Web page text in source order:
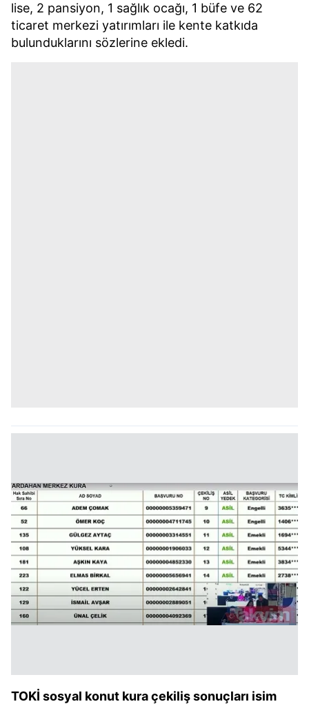
lise, 2 pansiyon, 1 sağlık ocağı, 1 büfe ve 62
ticaret merkezi yatırımları ile kente katkıda
bulunduklarını sözlerine ekledi.
TOKİ sosyal konut kura çekiliş sonuçları isim